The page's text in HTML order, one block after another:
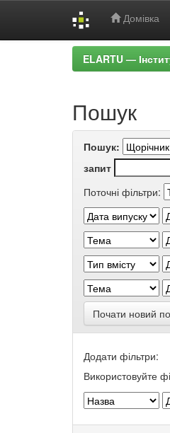
Домівка
ELARTU —
Пошук
Пошук:
запит
Поточні фільтри:
Почати новий
Додати фільтри:
Використовуйте